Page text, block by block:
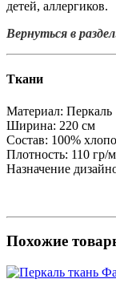
детей, аллергиков.
Вернуться в
Ткани
Материал: Перкаль
Ширина: 220 см
Состав: 100%
Плотность: 110 гр/
Назначение
Похожие